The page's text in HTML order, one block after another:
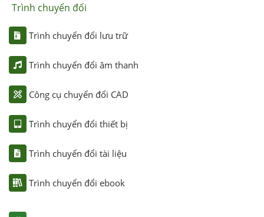
Trình chuyển đổi
Trình chuyển đổi lưu trữ
Trình chuyển đổi âm thanh
Công cụ chuyển đổi CAD
Trình chuyển đổi thiết bị
Trình chuyển đổi tài liệu
Trình chuyển đổi ebook